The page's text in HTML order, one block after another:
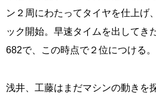
ン２周にわたってタイヤを仕上げ
ック開始。早速タイムを出してき
682で、この時点で２位につける。
浅井、工藤はまだマシンの動きを